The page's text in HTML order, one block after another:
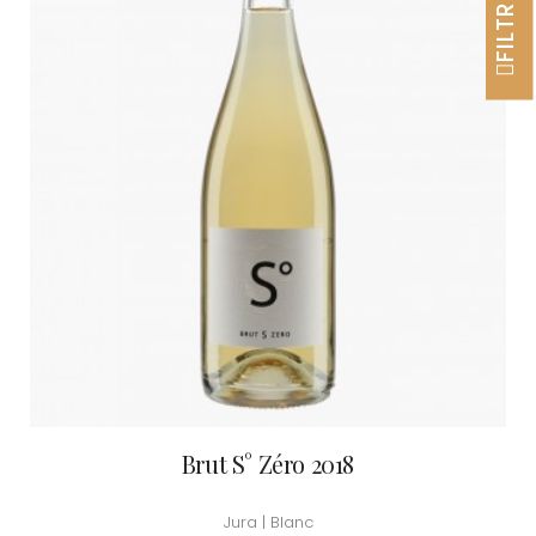
Brut S° Zéro 2018
Jura | Blanc